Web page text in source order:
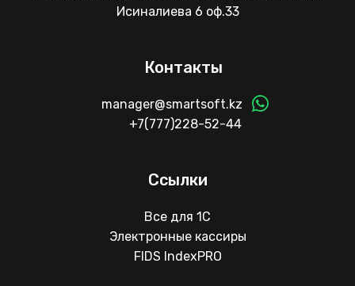
Исиналиева 6 оф.33
Контакты
manager@smartsoft.kz
+7(777)228-52-44
Ссылки
Все для 1С
Электронные кассиры
FIDS IndexPRO